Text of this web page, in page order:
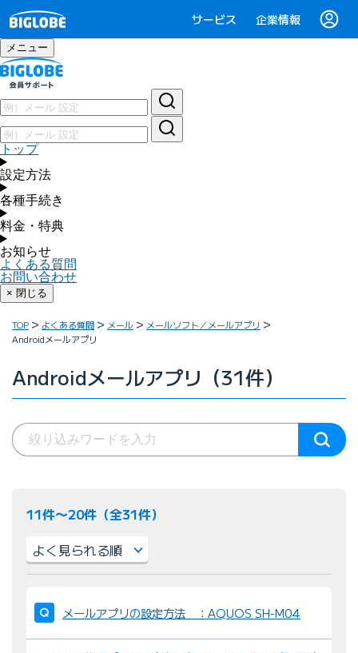
サービス 企業情報
メニュー
トップ
設定方法
各種手続き
料金・特典
お知らせ
よくある質問
お問い合わせ
× 閉じる
TOP よくある質問 メール
メールソフト／メールアプリ
Androidメールアプリ
Androidメールアプリ（31件）
11件〜20件（全31件）
び
替
メールアプリの設定方法 ：AQUOS SH-M04